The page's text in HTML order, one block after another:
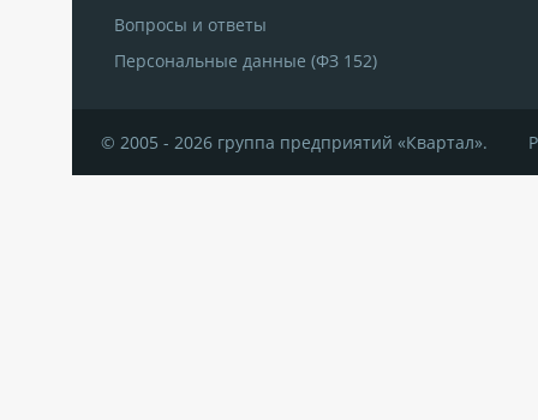
Вопросы и ответы
Персональные данные (ФЗ 152)
© 2005 - 2026 группа предприятий «Квартал».